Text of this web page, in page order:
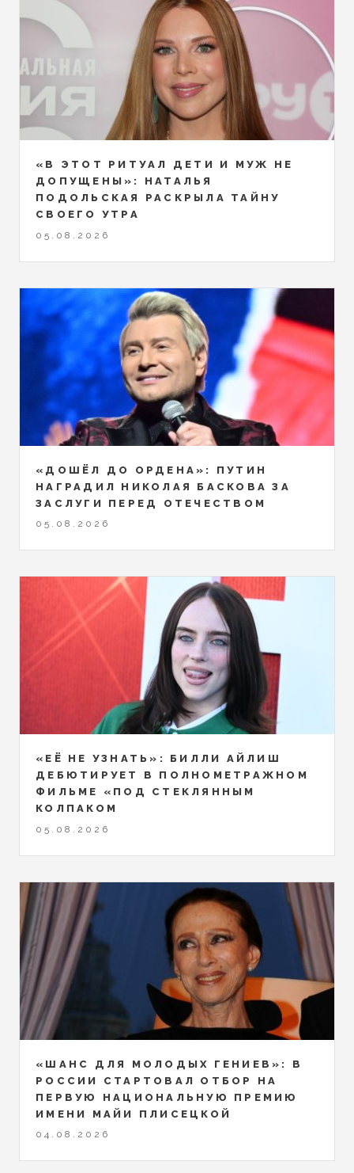
«В ЭТОТ РИТУАЛ ДЕТИ И МУЖ НЕ
ДОПУЩЕНЫ»: НАТАЛЬЯ
ПОДОЛЬСКАЯ РАСКРЫЛА ТАЙНУ
СВОЕГО УТРА
05.08.2026
«ДОШЁЛ ДО ОРДЕНА»: ПУТИН
НАГРАДИЛ НИКОЛАЯ БАСКОВА ЗА
ЗАСЛУГИ ПЕРЕД ОТЕЧЕСТВОМ
05.08.2026
«ЕЁ НЕ УЗНАТЬ»: БИЛЛИ АЙЛИШ
ДЕБЮТИРУЕТ В ПОЛНОМЕТРАЖНОМ
ФИЛЬМЕ «ПОД СТЕКЛЯННЫМ
КОЛПАКОМ
05.08.2026
«ШАНС ДЛЯ МОЛОДЫХ ГЕНИЕВ»: В
РОССИИ СТАРТОВАЛ ОТБОР НА
ПЕРВУЮ НАЦИОНАЛЬНУЮ ПРЕМИЮ
ИМЕНИ МАЙИ ПЛИСЕЦКОЙ
04.08.2026